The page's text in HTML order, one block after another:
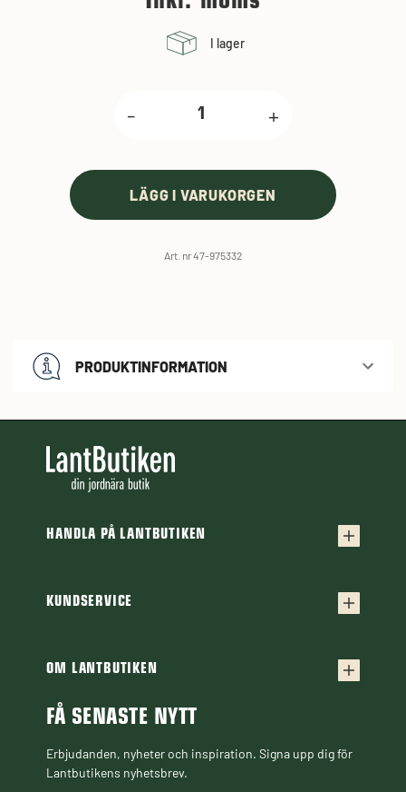
I lager
- +
LÄGG I VARUKORGEN
Art. nr 47-975332
PRODUKTINFORMATION
HANDLA PÅ LANTBUTIKEN
Frakt & leverans
Finansiering
Guider & Artiklar
Black Week
KUNDSERVICE
Frågor & svar
Cookiepolicy
OM LANTBUTIKEN
Om Lantbutiken
FÅ SENASTE NYTT
Erbjudanden, nyheter och inspiration. Signa upp dig för
Lantbutikens nyhetsbrev.